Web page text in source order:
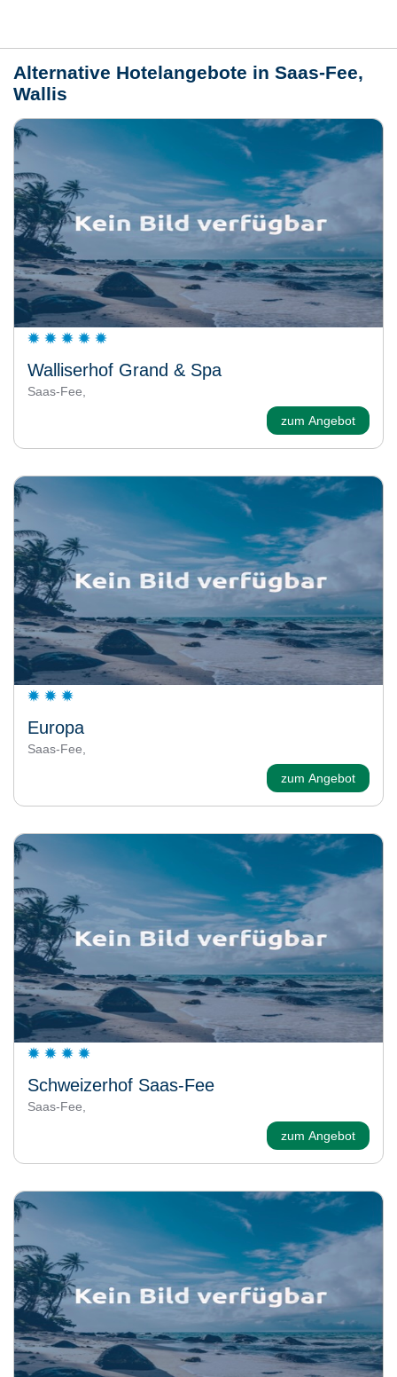
Alternative Hotelangebote in Saas-Fee,
Wallis
Walliserhof Grand & Spa
Saas-Fee,
zum Angebot
Europa
Saas-Fee,
zum Angebot
Schweizerhof Saas-Fee
Saas-Fee,
zum Angebot